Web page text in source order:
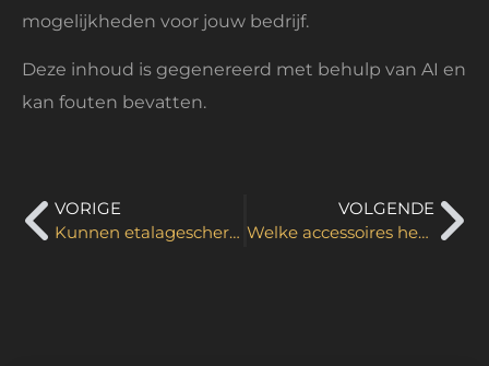
mogelijkheden voor jouw bedrijf.
Deze inhoud is gegenereerd met behulp van AI en
kan fouten bevatten.
VORIGE
Kunnen etalageschermen geluid weergeven?
VOLGENDE
Welke accessoires heb je nodig bij etalageschermen?